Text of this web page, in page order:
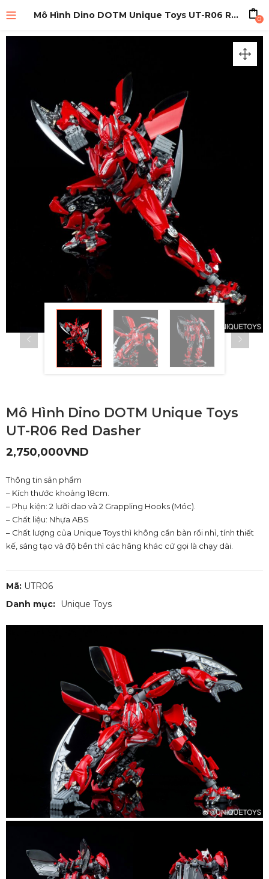
Mô Hình Dino DOTM Unique Toys UT-R06 Red Dasher 0
Mô Hình Dino DOTM Unique Toys
UT-R06 Red Dasher
2,750,000VND
Thông tin sản phẩm
– Kích thước khoảng 18cm.
– Phụ kiện: 2 lưỡi dao và 2 Grappling Hooks (Móc).
– Chất liệu: Nhựa ABS
– Chất lượng của Unique Toys thì không cần bàn rồi nhỉ, tính thiết
kế, sáng tạo và độ bền thì các hãng khác cứ gọi là chạy dài.
Mã: UTR06
Danh mục:
Unique Toys